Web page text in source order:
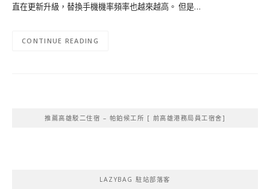
直在更新升級，替換手機機率頻率也越來越高。 但是…
CONTINUE READING
推薦高雄駁二住宿 – 帕鉑候工所 [ 前高雄港務局員工宿舍]
LAZYBAG 駐站部落客